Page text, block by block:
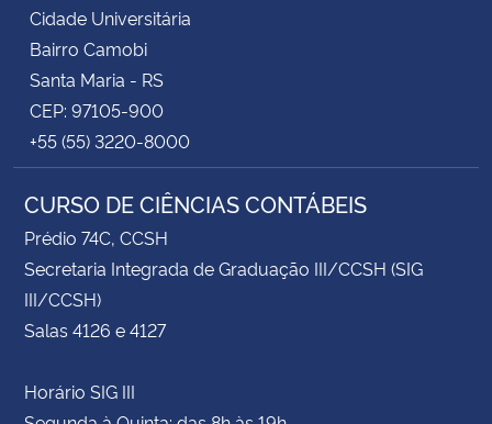
Cidade Universitária
Bairro Camobi
Santa Maria - RS
CEP: 97105-900
+55 (55) 3220-8000
CURSO DE CIÊNCIAS CONTÁBEIS
Prédio 74C, CCSH
Secretaria Integrada de Graduação III/CCSH (SIG
III/CCSH)
Salas 4126 e 4127
Horário SIG III